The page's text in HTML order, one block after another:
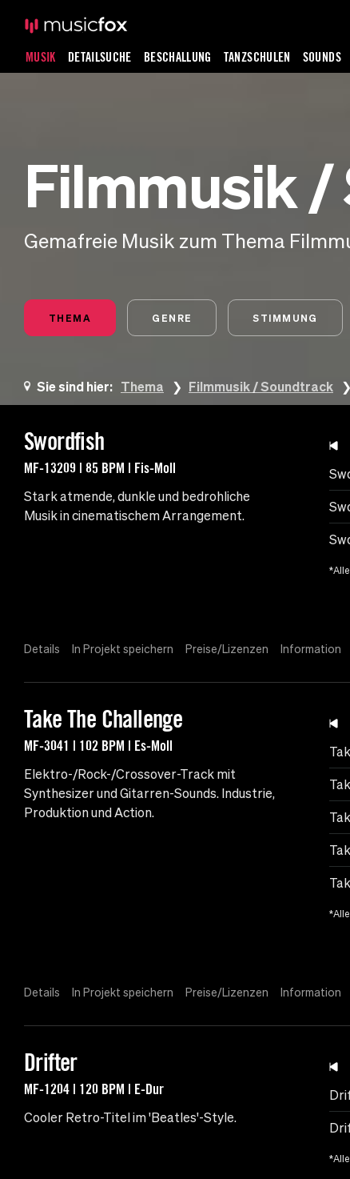
MUSIK DETAILSUCHE BESCHALLUNG TANZSCHULEN SOUNDS
Filmmusik /
Gemafreie Musik zum Thema
THEMA GENRE STIMMUNG
Sie sind hier: Thema Filmmusik / Soundtrack
Swordfish
MF-13209 | 85 BPM | Fis-Moll
Stark atmende, dunkle und bedrohliche
Musik in cinematischem Arrangement.
Details In Projekt speichern Preise/Lizenzen Information
Take The Challenge
MF-3041 | 102 BPM | Es-Moll
Elektro-/Rock-/Crossover-Track mit
Synthesizer und Gitarren-Sounds. Industrie,
Produktion und Action.
Details In Projekt speichern Preise/Lizenzen Information
Drifter
MF-1204 | 120 BPM | E-Dur
Cooler Retro-Titel im 'Beatles'-Style.